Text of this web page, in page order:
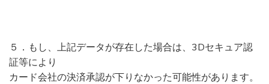
５．もし、上記データが存在した場合は、3Dセキュア認
証等により
カード会社の決済承認が下りなかった可能性があります。